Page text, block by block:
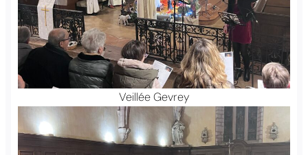
Veillée Gevrey